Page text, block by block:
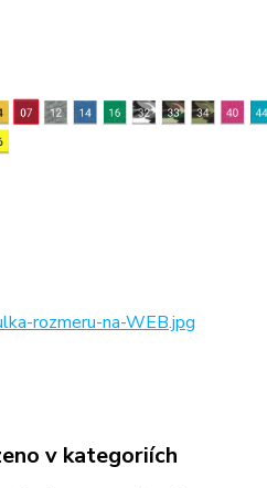
rozmeru-na-WEB.jpg
v kategoriích